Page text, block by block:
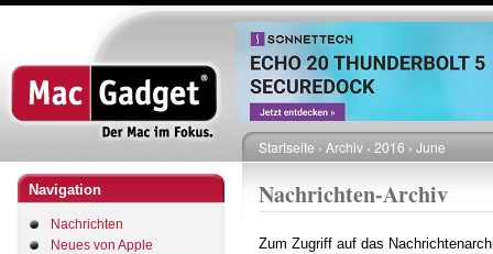
Direkt
zum
Inhalt
Navigation
Nachrichten
Neues von Apple
Pfadnavigation
Startseite Archiv 2016 June
Nachrichten-Archiv
Zum Zugriff auf das